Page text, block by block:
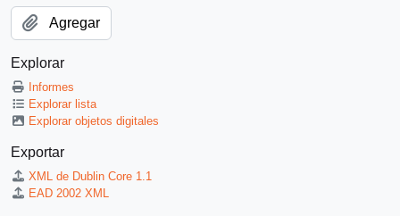
Agregar
Explorar
Informes
Explorar lista
Explorar objetos digitales
Exportar
XML de Dublin Core 1.1
EAD 2002 XML